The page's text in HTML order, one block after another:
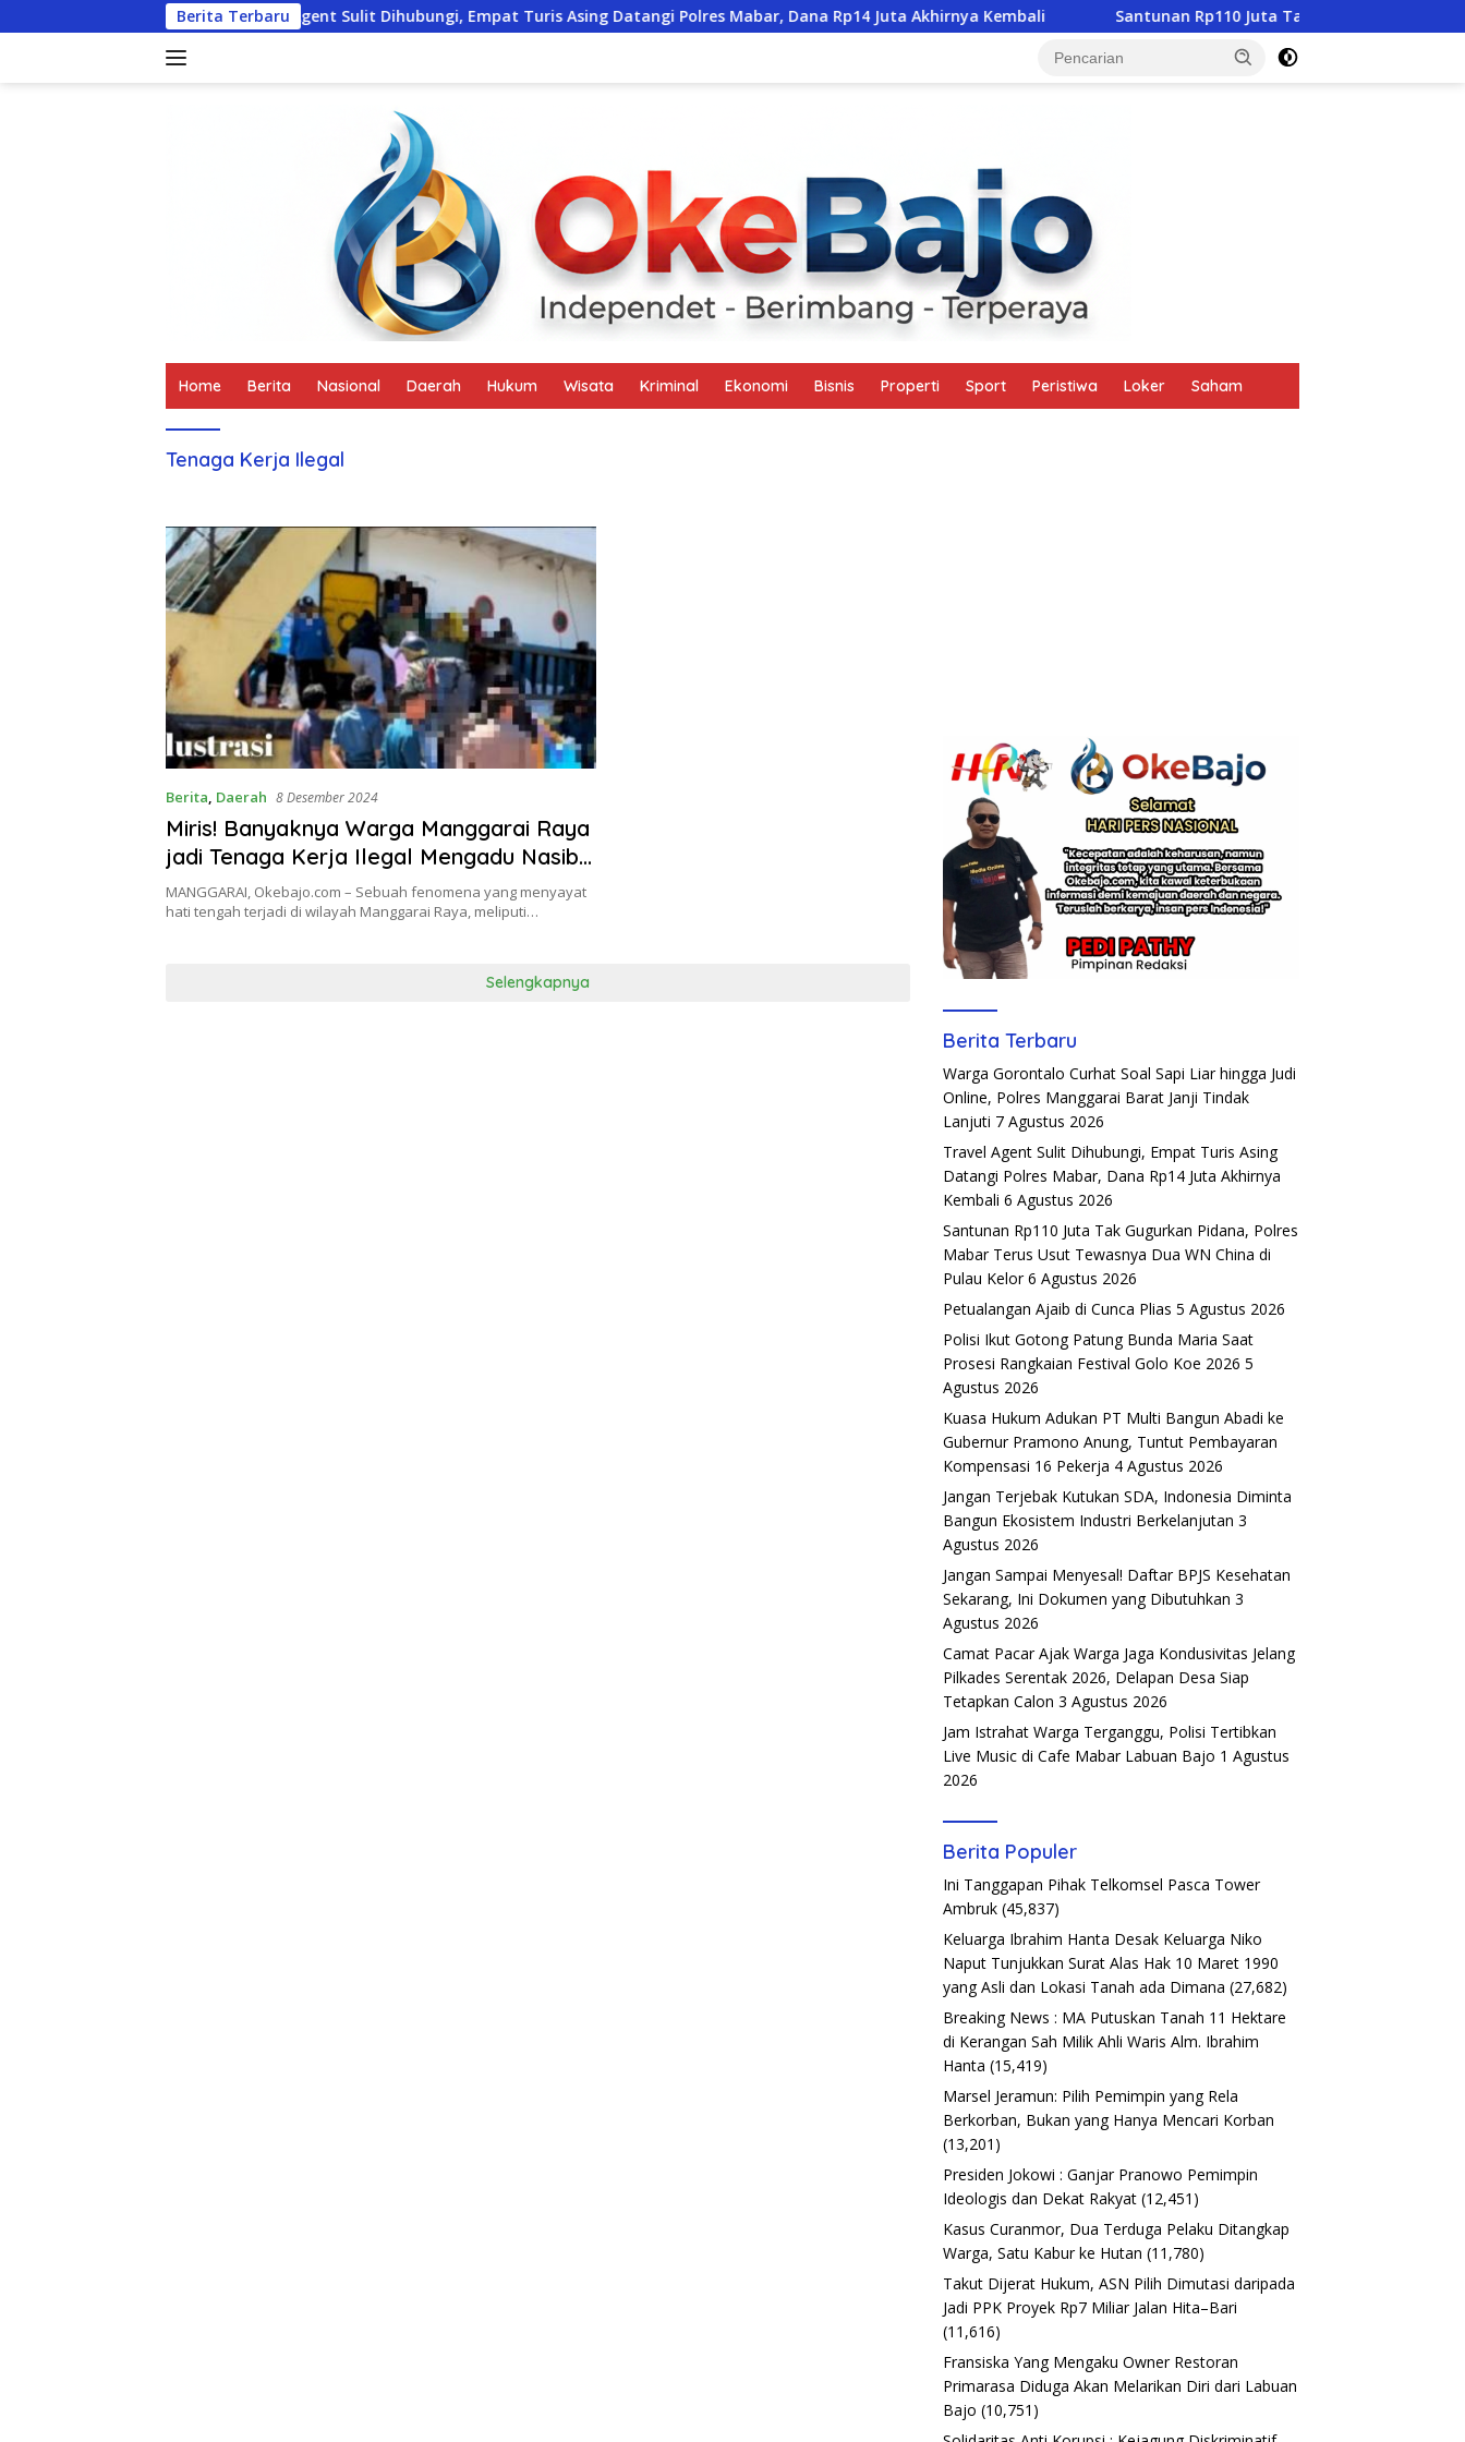
ke
Berita Terbaru
Travel Agent Sulit Dihubungi, Empat Turis Asing Datangi Polres Mabar, Dana Rp14 Juta Akhirnya Kembali Santunan Rp110 Juta Tak Gugurkan Pidana, Polres
Home Berita Nasional Daerah Hukum Wisata Kriminal Ekonomi Bisnis Properti Sport Peristiwa Loker Saham
Tenaga Kerja Ilegal
Berita, Daerah 8 Desember 2024
Miris! Banyaknya Warga Manggarai Raya
jadi Tenaga Kerja Ilegal Mengadu Nasib
ke Luar Daerah
MANGGARAI, Okebajo.com – Sebuah fenomena yang menyayat
hati tengah terjadi di wilayah Manggarai Raya, meliputi…
Selengkapnya
Berita Terbaru
Warga Gorontalo Curhat Soal Sapi Liar hingga Judi
Online, Polres Manggarai Barat Janji Tindak
Lanjuti 7 Agustus 2026
Travel Agent Sulit Dihubungi, Empat Turis Asing
Datangi Polres Mabar, Dana Rp14 Juta Akhirnya
Kembali 6 Agustus 2026
Santunan Rp110 Juta Tak Gugurkan Pidana, Polres
Mabar Terus Usut Tewasnya Dua WN China di
Pulau Kelor 6 Agustus 2026
Petualangan Ajaib di Cunca Plias 5 Agustus 2026
Polisi Ikut Gotong Patung Bunda Maria Saat
Prosesi Rangkaian Festival Golo Koe 2026 5
Agustus 2026
Kuasa Hukum Adukan PT Multi Bangun Abadi ke
Gubernur Pramono Anung, Tuntut Pembayaran
Kompensasi 16 Pekerja 4 Agustus 2026
Jangan Terjebak Kutukan SDA, Indonesia Diminta
Bangun Ekosistem Industri Berkelanjutan 3
Agustus 2026
Jangan Sampai Menyesal! Daftar BPJS Kesehatan
Sekarang, Ini Dokumen yang Dibutuhkan 3
Agustus 2026
Camat Pacar Ajak Warga Jaga Kondusivitas Jelang
Pilkades Serentak 2026, Delapan Desa Siap
Tetapkan Calon 3 Agustus 2026
Jam Istrahat Warga Terganggu, Polisi Tertibkan
Live Music di Cafe Mabar Labuan Bajo 1 Agustus
2026
Berita Populer
Ini Tanggapan Pihak Telkomsel Pasca Tower
Ambruk (45,837)
Keluarga Ibrahim Hanta Desak Keluarga Niko
Naput Tunjukkan Surat Alas Hak 10 Maret 1990
yang Asli dan Lokasi Tanah ada Dimana (27,682)
Breaking News : MA Putuskan Tanah 11 Hektare
di Kerangan Sah Milik Ahli Waris Alm. Ibrahim
Hanta (15,419)
Marsel Jeramun: Pilih Pemimpin yang Rela
Berkorban, Bukan yang Hanya Mencari Korban
(13,201)
Presiden Jokowi : Ganjar Pranowo Pemimpin
Ideologis dan Dekat Rakyat (12,451)
Kasus Curanmor, Dua Terduga Pelaku Ditangkap
Warga, Satu Kabur ke Hutan (11,780)
Takut Dijerat Hukum, ASN Pilih Dimutasi daripada
Jadi PPK Proyek Rp7 Miliar Jalan Hita–Bari
(11,616)
Fransiska Yang Mengaku Owner Restoran
Primarasa Diduga Akan Melarikan Diri dari Labuan
Bajo (10,751)